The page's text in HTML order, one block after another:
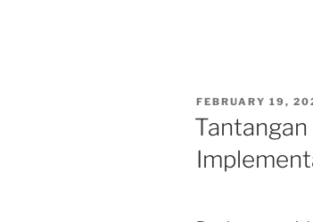
POSTED
ON
FEBRUARY 19,